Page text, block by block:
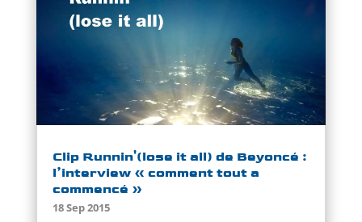
Clip Runnin'(lose it all) de Beyoncé :
l’interview « comment tout a
commencé »
18 Sep 2015